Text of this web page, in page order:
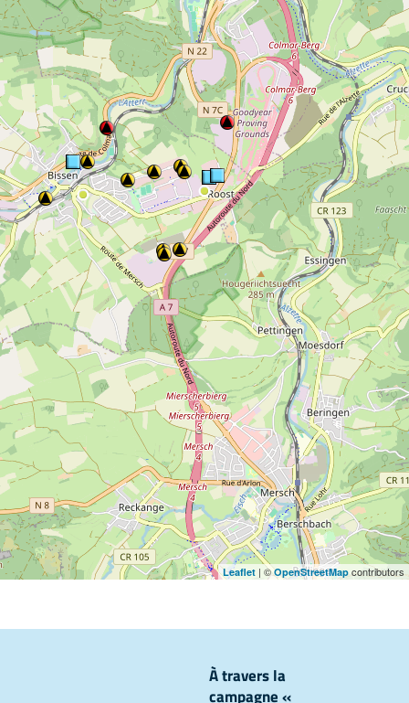
Leaflet | © OpenStreetMap contributors
À travers la
campagne «